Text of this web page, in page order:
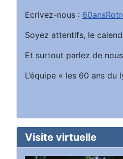
Ecrivez-nous :
Soyez attentifs, le
Et surtout parlez de
L’équipe « les 60 ans du
Visite virtuelle